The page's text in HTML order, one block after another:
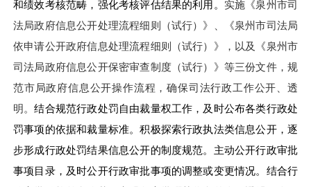
和绩效考核范畴，强化考核评估结果的利用。 实施《泉州市司
法局政府信息公开处理流程细则（试行）》、《泉州市司法局
依申请公开政府信息处理流程细则（试行）》，以及《泉州市
司法局政府信息公开保密审查制度（试行）》等三份文件，规
范市局政府信息公开操作流程，确保司法行政工作公开、透
明。结合规范行政处罚自由裁量权工作，及时公布各类行政处
罚事项的依据和裁量标准。积极探索行政执法类信息公开，逐
步形成行政处罚结果信息公开的制度规范。主动公开行政审批
事项目录，及时公开行政审批事项的调整或变更情况。结合行